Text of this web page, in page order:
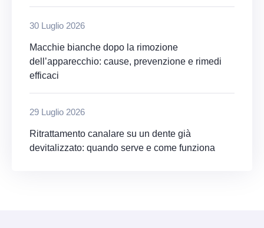
30 Luglio 2026
Macchie bianche dopo la rimozione
dell’apparecchio: cause, prevenzione e rimedi
efficaci
29 Luglio 2026
Ritrattamento canalare su un dente già
devitalizzato: quando serve e come funziona